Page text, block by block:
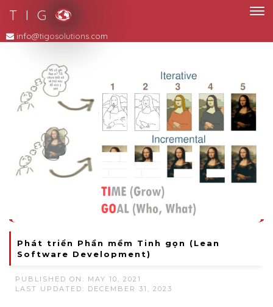
T I G
Tối Ưu Dòng Chảy Doanh Nghiệp
Phát triển Phần mềm Tinh gọn (Lean
Software Development)
PUBLISHED ON: MAY 10, 2021
LAST UPDATED: DECEMBER 31, 2023